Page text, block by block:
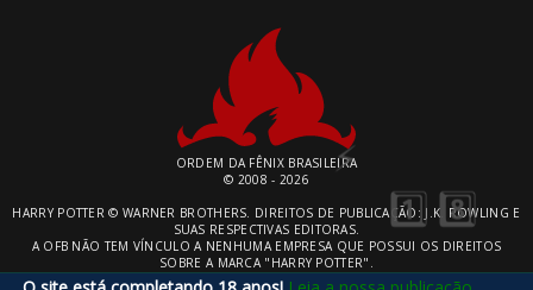
ORDEM DA FÊNIX BRASILEIRA
© 2008 - 2026
HARRY POTTER © WARNER BROTHERS. DIREITOS DE PUBLICAÇÃO: J.K. ROWLING E
SUAS RESPECTIVAS EDITORAS.
A OFB NÃO TEM VÍNCULO A NENHUMA EMPRESA QUE POSSUI OS DIREITOS
SOBRE A MARCA "HARRY POTTER".
🎂